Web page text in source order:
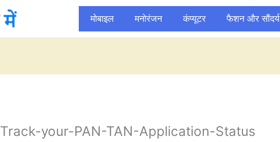
मोबाइल मनोरंजन कंप्यूटर फैशन और सौंदर्य
Track-your-PAN-TAN-Application-Status